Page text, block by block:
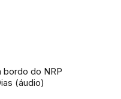
bordo do NRP
(áudio)